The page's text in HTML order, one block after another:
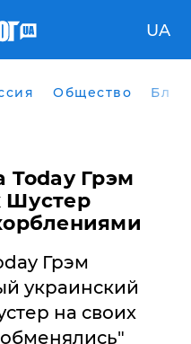
UA
Общество
Today Грэм
Шустер
Грэм
украинский
на своих